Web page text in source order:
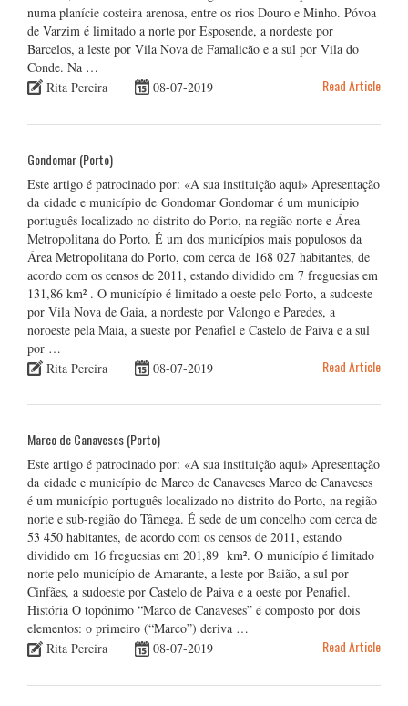
numa planície costeira arenosa, entre os rios Douro e Minho. Póvoa
de Varzim é limitado a norte por Esposende, a nordeste por
Barcelos, a leste por Vila Nova de Famalicão e a sul por Vila do
Conde. Na …
Rita Pereira
08-07-2019 Read Article
Gondomar (Porto)
Este artigo é patrocinado por: «A sua instituição aqui» Apresentação
da cidade e município de Gondomar Gondomar é um município
português localizado no distrito do Porto, na região norte e Área
Metropolitana do Porto. É um dos municípios mais populosos da
Área Metropolitana do Porto, com cerca de 168 027 habitantes, de
acordo com os censos de 2011, estando dividido em 7 freguesias em
131,86 km² . O município é limitado a oeste pelo Porto, a sudoeste
por Vila Nova de Gaia, a nordeste por Valongo e Paredes, a
noroeste pela Maia, a sueste por Penafiel e Castelo de Paiva e a sul
por …
Rita Pereira
08-07-2019 Read Article
Marco de Canaveses (Porto)
Este artigo é patrocinado por: «A sua instituição aqui» Apresentação
da cidade e município de Marco de Canaveses Marco de Canaveses
é um município português localizado no distrito do Porto, na região
norte e sub-região do Tâmega. É sede de um concelho com cerca de
53 450 habitantes, de acordo com os censos de 2011, estando
dividido em 16 freguesias em 201,89 km². O município é limitado
norte pelo município de Amarante, a leste por Baião, a sul por
Cinfães, a sudoeste por Castelo de Paiva e a oeste por Penafiel.
História O topónimo “Marco de Canaveses” é composto por dois
elementos: o primeiro (“Marco”) deriva …
Rita Pereira
08-07-2019 Read Article